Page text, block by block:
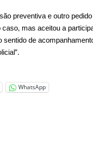
preventiva e outro
mas aceitou a
sentido de
WhatsApp